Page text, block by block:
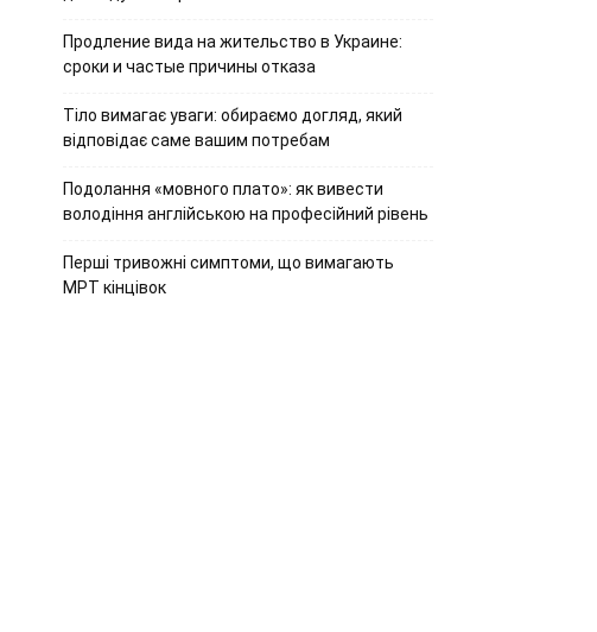
Продление вида на жительство в Украине:
сроки и частые причины отказа
Тіло вимагає уваги: обираємо догляд, який
відповідає саме вашим потребам
Подолання «мовного плато»: як вивести
володіння англійською на професійний рівень
Перші тривожні симптоми, що вимагають
МРТ кінцівок